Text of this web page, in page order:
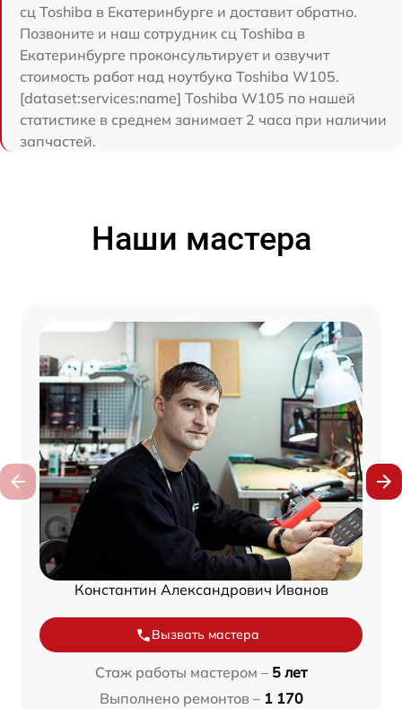
сц Toshiba в Екатеринбурге и доставит обратно.
Позвоните и наш сотрудник сц Toshiba в
Екатеринбурге проконсультирует и озвучит
стоимость работ над ноутбука Toshiba W105.
[dataset:services:name] Toshiba W105 по нашей
статистике в среднем занимает 2 часа при наличии
запчастей.
Наши мастера
Константин Александрович Иванов
Вызвать мастера
Стаж работы мастером – 5 лет
Выполнено ремонтов – 1 170